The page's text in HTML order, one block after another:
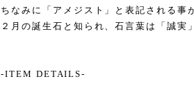
ちなみに「アメジスト」と表記される事
２月の誕生石と知られ、石言葉は「誠実
-ITEM DETAILS-